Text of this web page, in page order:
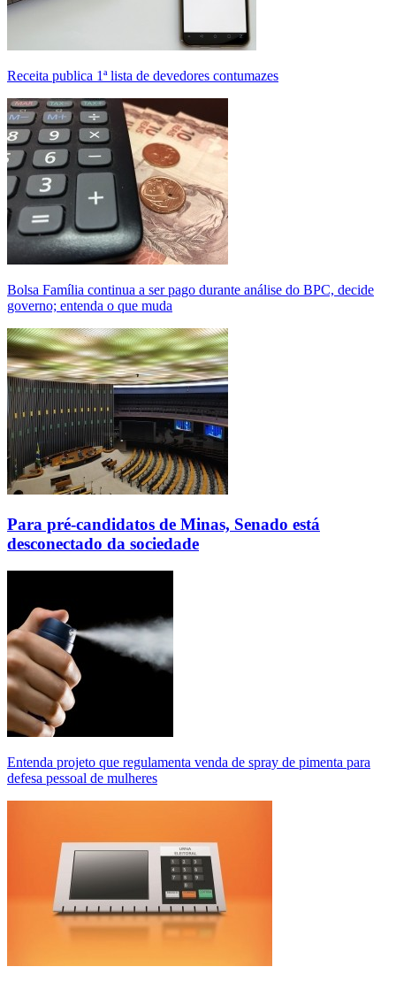
Receita publica 1ª lista de devedores contumazes
Bolsa Família continua a ser pago durante análise do BPC, decide
governo; entenda o que muda
Para pré-candidatos de Minas, Senado está
desconectado da sociedade
Entenda projeto que regulamenta venda de spray de pimenta para
defesa pessoal de mulheres